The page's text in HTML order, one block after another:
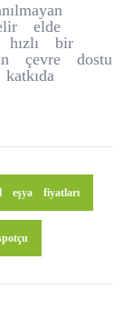
elde
bir
çevre dostu
eşya fiyatları